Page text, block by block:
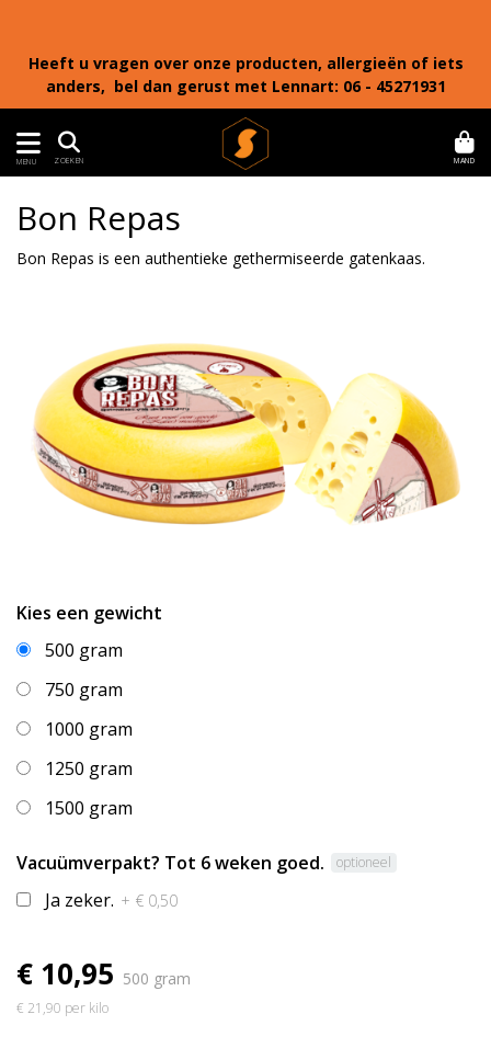
Heeft u vragen over onze producten, allergieën of iets
anders, bel dan gerust met Lennart: 06 - 45271931
MENU ZOEKEN MAND
Bon Repas
Bon Repas is een authentieke gethermiseerde gatenkaas.
Kies een gewicht
500 gram
750 gram
1000 gram
1250 gram
1500 gram
Vacuümverpakt? Tot 6 weken goed. optioneel
Ja zeker. + € 0,50
€ 10,95 500 gram
€ 21,90 per kilo